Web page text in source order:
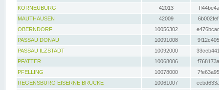
KORNEUBURG
42013
MAUTHAUSEN
42009
OBERNDORF
10056302
PASSAU DONAU
10091008
PASSAU ILZSTADT
10092000
PFATTER
10068006
PFELLING
10078000
REGENSBURG EISERNE BRÜCKE
10061007